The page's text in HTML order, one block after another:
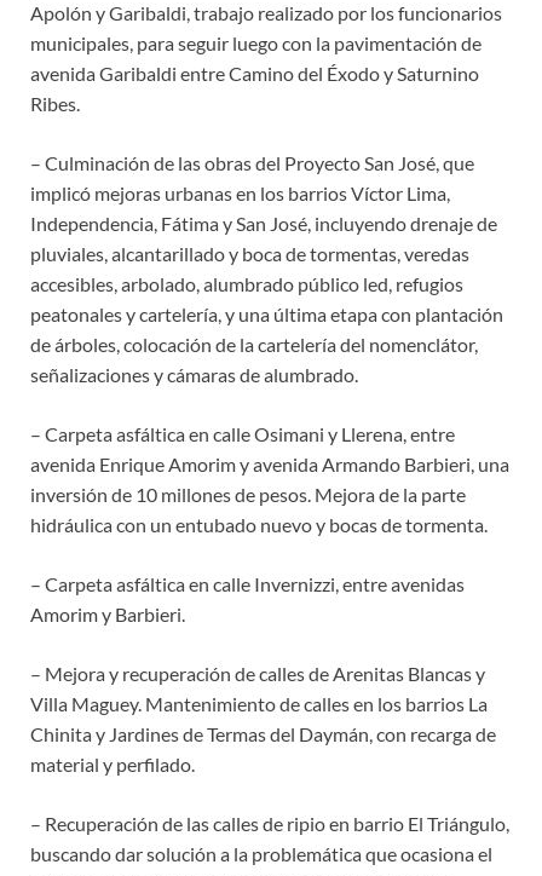
Apolón y Garibaldi, trabajo realizado por los funcionarios
municipales, para seguir luego con la pavimentación de
avenida Garibaldi entre Camino del Éxodo y Saturnino
Ribes.
– Culminación de las obras del Proyecto San José, que
implicó mejoras urbanas en los barrios Víctor Lima,
Independencia, Fátima y San José, incluyendo drenaje de
pluviales, alcantarillado y boca de tormentas, veredas
accesibles, arbolado, alumbrado público led, refugios
peatonales y cartelería, y una última etapa con plantación
de árboles, colocación de la cartelería del nomenclátor,
señalizaciones y cámaras de alumbrado.
– Carpeta asfáltica en calle Osimani y Llerena, entre
avenida Enrique Amorim y avenida Armando Barbieri, una
inversión de 10 millones de pesos. Mejora de la parte
hidráulica con un entubado nuevo y bocas de tormenta.
– Carpeta asfáltica en calle Invernizzi, entre avenidas
Amorim y Barbieri.
– Mejora y recuperación de calles de Arenitas Blancas y
Villa Maguey. Mantenimiento de calles en los barrios La
Chinita y Jardines de Termas del Daymán, con recarga de
material y perfilado.
– Recuperación de las calles de ripio en barrio El Triángulo,
buscando dar solución a la problemática que ocasiona el